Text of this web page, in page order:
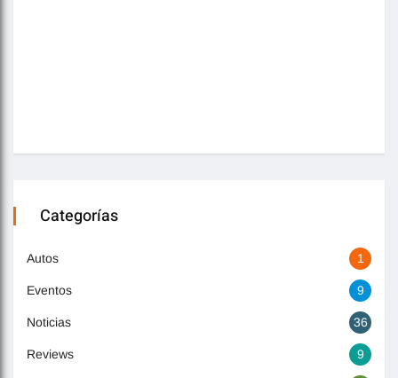
Categorías
Autos 1
Eventos 9
Noticias 36
Reviews 9